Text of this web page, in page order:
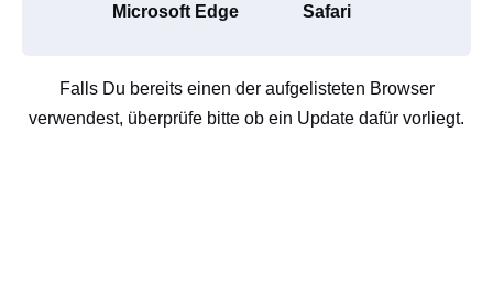
Microsoft Edge Safari
Falls Du bereits einen der aufgelisteten Browser
verwendest, überprüfe bitte ob ein Update dafür vorliegt.